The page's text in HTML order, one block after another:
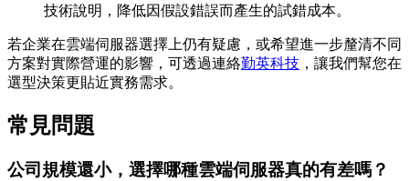
技術說明，降低因假設錯誤而產生的試錯成本。
若企業在雲端伺服器選擇上仍有疑慮，或希望進一步釐清不同
方案對實際營運的影響，可透過連絡勤英科技 ，讓我們幫您在
選型決策更貼近實務需求。
常見問題
公司規模還小，選擇哪種雲端伺服器真的有差嗎？